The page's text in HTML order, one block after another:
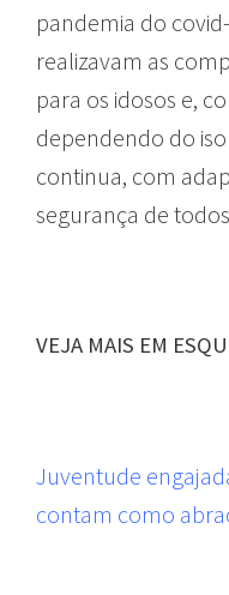
pandemia do
realizavam as
para os idosos e,
dependendo do
continua, com
segurança de
VEJA MAIS EM
Juventude
contam como